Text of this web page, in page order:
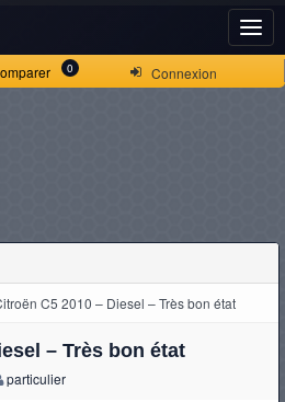
Connexion
0
C5 2010 – Diesel – Très bon état
– Très bon état
particulier